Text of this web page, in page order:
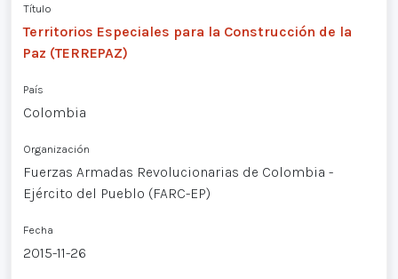
Título
Territorios Especiales para la Construcción de la
Paz (TERREPAZ)
País
Colombia
Organización
Fuerzas Armadas Revolucionarias de Colombia -
Ejército del Pueblo (FARC-EP)
Fecha
2015-11-26